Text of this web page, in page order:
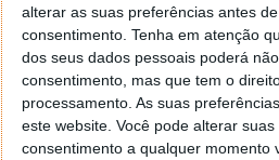
alterar as suas preferências antes
consentimento. Tenha em atenção
dos seus dados pessoais poderá
consentimento, mas que tem o
processamento. As suas
este website. Você pode alterar
consentimento a qualquer momento
Uma das mais recentes
confirmada por Elon Musk,
pergunta que lhe foi dirigida.
chegada do novo Twitter Blue,
máximo confirmou que as
mesmo aumentar.